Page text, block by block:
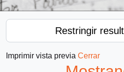
Restringir
Imprimir vista previa Cerrar